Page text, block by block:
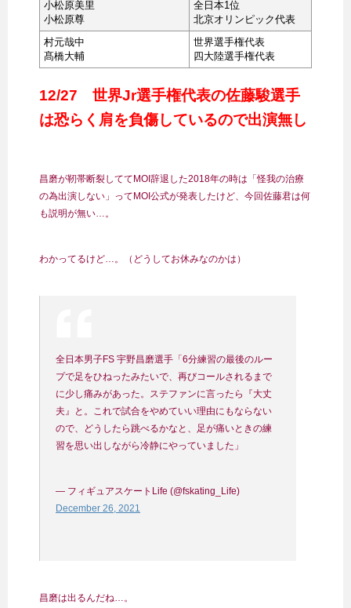
小松原美里
小松原尊
全日本1位
北京オリンピック代表
村元哉中
髙橋大輔
世界選手権代表
四大陸選手権代表
12/27 世界Jr選手権代表の佐藤駿選手
は恐らく肩を負傷しているので出演無し
昌磨が靭帯断裂しててMOI辞退した2018年の時は「怪我の治療
の為出演しない」ってMOI公式が発表したけど、今回佐藤君は何
も説明が無い…。
わかってるけど…。（どうしてお休みなのかは）
全日本男子FS 宇野昌磨選手「6分練習の最後のルー
プで足をひねったみたいで、再びコールされるまで
に少し痛みがあった。ステファンに言ったら『大丈
夫』と。これで試合をやめていい理由にもならない
ので、どうしたら跳べるかなと、足が痛いときの練
習を思い出しながら冷静にやっていました」
— フィギュアスケートLife (@fskating_Life)
December 26, 2021
昌磨は出るんだね…。